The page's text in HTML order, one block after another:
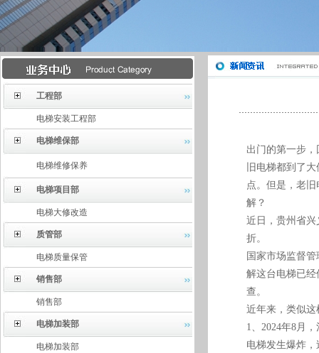
工程部
电梯安装工程部
电梯维保部
电梯维修保养
电梯项目部
电梯大修改造
质管部
电梯质量保管
销售部
销售部
电梯加装部
电梯加装部
出门的第一步
旧电梯都到了
点。但是，老
解？
近日，贵州省兴
折。
国家市场监督
解这台电梯已
查。
近年来，类似
1、2024年8月
电梯发生爆炸